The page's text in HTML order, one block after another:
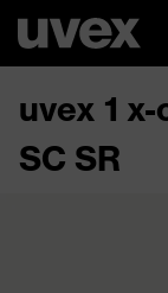
uvex 1
SC SR